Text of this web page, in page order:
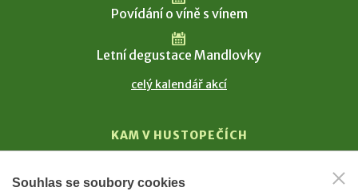
Povídání o víně s vínem
Letní degustace Mandlovky
celý kalendář akcí
KAM V HUSTOPEČÍCH
T. G. Masaryk
Souhlas se soubory cookies